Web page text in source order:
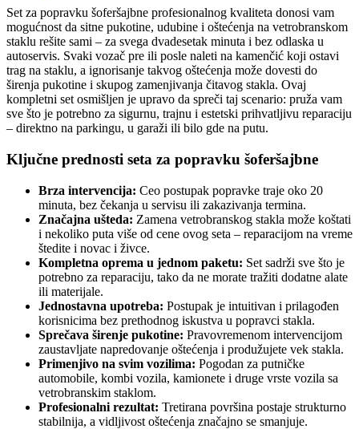
Set za popravku šoferšajbne profesionalnog kvaliteta donosi vam
mogućnost da sitne pukotine, udubine i oštećenja na vetrobranskom
staklu rešite sami – za svega dvadesetak minuta i bez odlaska u
autoservis. Svaki vozač pre ili posle naleti na kamenčić koji ostavi
trag na staklu, a ignorisanje takvog oštećenja može dovesti do
širenja pukotine i skupog zamenjivanja čitavog stakla. Ovaj
kompletni set osmišljen je upravo da spreči taj scenario: pruža vam
sve što je potrebno za sigurnu, trajnu i estetski prihvatljivu reparaciju
– direktno na parkingu, u garaži ili bilo gde na putu.
Ključne prednosti seta za popravku šoferšajbne
Brza intervencija: Ceo postupak popravke traje oko 20
minuta, bez čekanja u servisu ili zakazivanja termina.
Značajna ušteda: Zamena vetrobranskog stakla može koštati
i nekoliko puta više od cene ovog seta – reparacijom na vreme
štedite i novac i živce.
Kompletna oprema u jednom paketu: Set sadrži sve što je
potrebno za reparaciju, tako da ne morate tražiti dodatne alate
ili materijale.
Jednostavna upotreba: Postupak je intuitivan i prilagođen
korisnicima bez prethodnog iskustva u popravci stakla.
Sprečava širenje pukotine: Pravovremenom intervencijom
zaustavljate napredovanje oštećenja i produžujete vek stakla.
Primenjivo na svim vozilima: Pogodan za putničke
automobile, kombi vozila, kamionete i druge vrste vozila sa
vetrobranskim staklom.
Profesionalni rezultat: Tretirana površina postaje strukturno
stabilnija, a vidljivost oštećenja značajno se smanjuje.